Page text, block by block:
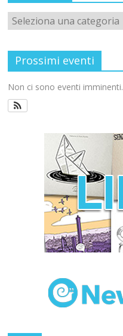
Prossimi eventi
Non ci sono eventi imminenti.